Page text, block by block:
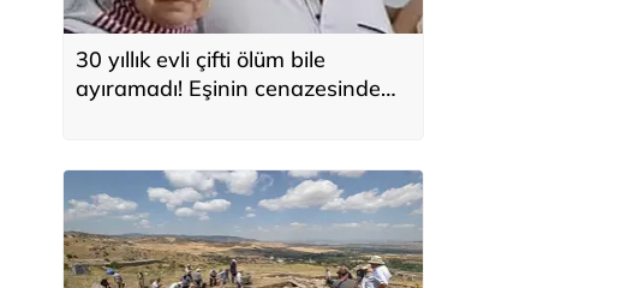
30 yıllık evli çifti ölüm bile
ayıramadı! Eşinin cenazesinde